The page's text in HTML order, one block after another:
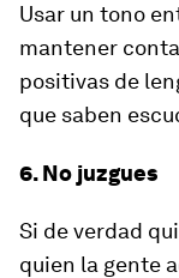
Usar un tono
mantener
positivas de
que saben
6. No juzgues
Si de verdad
quien la gente